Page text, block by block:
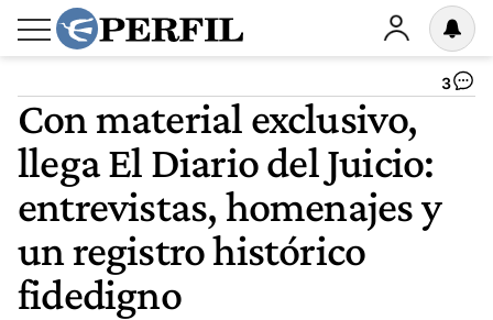
3
Con material exclusivo,
llega El Diario del Juicio:
entrevistas, homenajes y
un registro histórico
fidedigno